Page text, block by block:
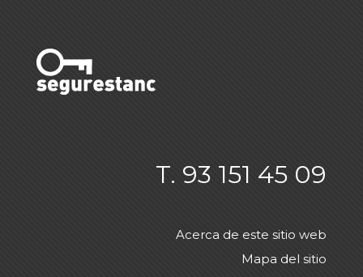
T. 93 151 45 09
Acerca de este sitio web
Mapa del sitio